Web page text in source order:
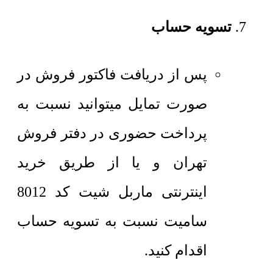
تسویه حساب
پس از دریافت فاکتور فروش در
صورت تمایل میتوانید نسبت به
پرداخت حضوری در دفتر فروش
تهران و یا از طریق خرید
اینترنتی ماربل شیت کد 8012
سامیت نسبت به تسویه حساب
اقدام کنید.